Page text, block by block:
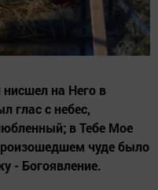
на Него в
глас с небес,
в Тебе Мое
чуде было
- Богоявление.